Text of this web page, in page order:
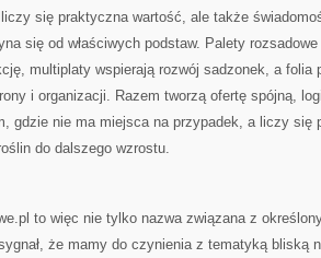
się praktyczna wartość, ale także
się od właściwych podstaw. Palety
multiplaty wspierają rozwój sadzonek, a folia
i organizacji. Razem tworzą ofertę spójną,
gdzie nie ma miejsca na przypadek, a liczy się
do dalszego wzrostu.
to więc nie tylko nazwa związana z
że mamy do czynienia z tematyką bliską